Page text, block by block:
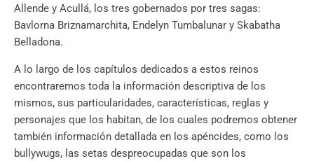
Allende y Acullá, los tres gobernados por tres sagas:
Bavlorna Briznamarchita, Endelyn Tumbalunar y Skabatha
Belladona.
A lo largo de los capítulos dedicados a estos reinos
encontraremos toda la información descriptiva de los
mismos, sus particularidades, características, reglas y
personajes que los habitan, de los cuales podremos obtener
también información detallada en los apéncides, como los
bullywugs, las setas despreocupadas que son los